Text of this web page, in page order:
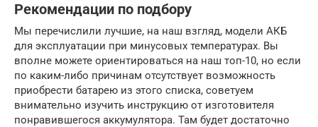
Рекомендации по подбору
Мы перечислили лучшие, на наш взгляд, модели АКБ
для эксплуатации при минусовых температурах. Вы
вполне можете ориентироваться на наш топ-10, но если
по каким-либо причинам отсутствует возможность
приобрести батарею из этого списка, советуем
внимательно изучить инструкцию от изготовителя
понравившегося аккумулятора. Там будет достаточно